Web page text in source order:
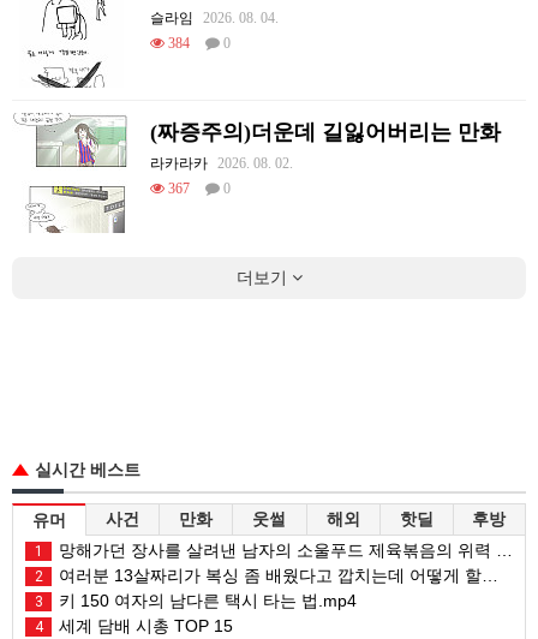
슬라임
2026. 08. 04.
384
0
(짜증주의)더운데 길잃어버리는 만화
라카라카
2026. 08. 02.
367
0
더보기
실시간 베스트
유머 사건 만화 웃썰 해외 핫딜 후방
1 망해가던 장사를 살려낸 남자의 소울푸드 제육볶음의 위력 ㅋㅋ
2 여러분 13살짜리가 복싱 좀 배웠다고 깝치는데 어떻게 할까요?
3 키 150 여자의 남다른 택시 타는 법.mp4
4 세계 담배 시총 TOP 15